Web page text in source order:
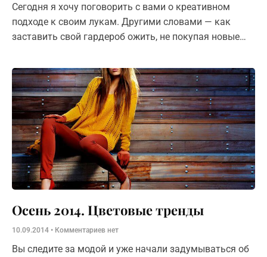
Сегодня я хочу поговорить с вами о креативном
подходе к своим лукам. Другими словами — как
заставить свой гардероб ожить, не покупая новые
Осень 2014. Цветовые тренды
10.09.2014 Комментариев нет
Вы следите за модой и уже начали задумываться об